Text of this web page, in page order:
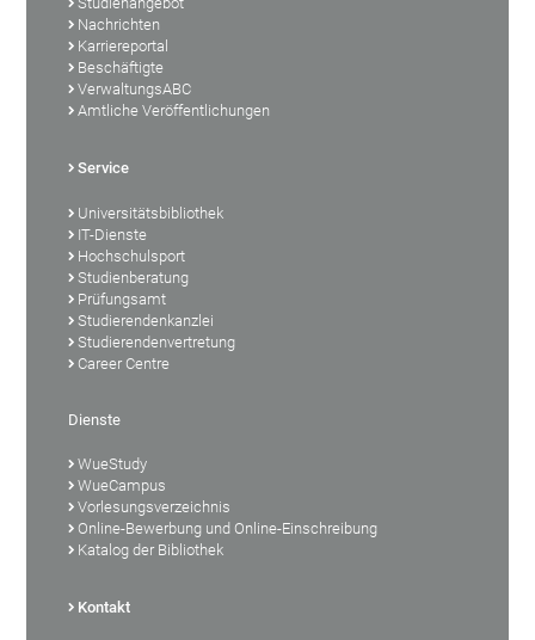
Nachrichten
Karriereportal
Beschäftigte
VerwaltungsABC
Amtliche Veröffentlichungen
Service
Universitätsbibliothek
IT-Dienste
Hochschulsport
Studienberatung
Prüfungsamt
Studierendenkanzlei
Studierendenvertretung
Career Centre
Dienste
WueStudy
WueCampus
Vorlesungsverzeichnis
Online-Bewerbung und Online-Einschreibung
Katalog der Bibliothek
Kontakt